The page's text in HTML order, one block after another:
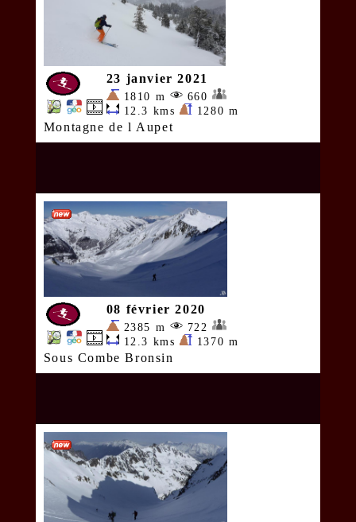
23 janvier 2021
1810 m
660
12.3 kms
1280 m
Montagne de l Aupet
08 février 2020
2385 m
722
12.3 kms
1370 m
Sous Combe Bronsin